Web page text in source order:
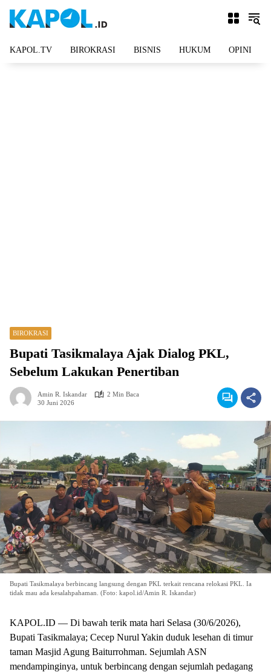
KAPOL.TV BIROKRASI BISNIS HUKUM OPINI
BIROKRASI
Bupati Tasikmalaya Ajak Dialog PKL,
Sebelum Lakukan Penertiban
Amin R. Iskandar
2 Min Baca
30 Juni 2026
Bupati Tasikmalaya berbincang langsung dengan PKL terkait rencana relokasi PKL. Ia
tidak mau ada kesalahpahaman. (Foto: kapol.id/Amin R. Iskandar)
KAPOL.ID — Di bawah terik mata hari Selasa (30/6/2026),
Bupati Tasikmalaya; Cecep Nurul Yakin duduk lesehan di timur
taman Masjid Agung Baiturrohman. Sejumlah ASN
mendampinginya, untuk berbincang dengan sejumlah pedagang